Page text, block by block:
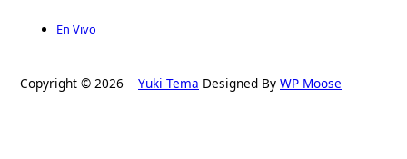
En Vivo
Copyright © 2026 Yuki Tema Designed By WP Moose